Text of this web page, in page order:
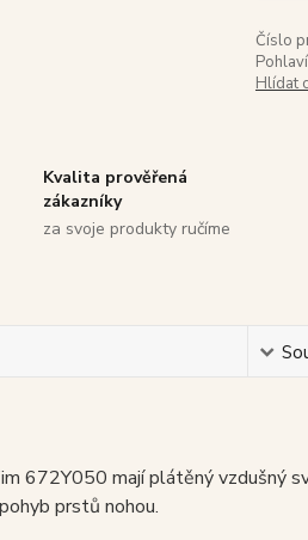
Číslo
Hlídat
Kvalita prověřená
zákazníky
za svoje produkty ručíme
672Y050 mají plátěný vzdušný
prstů nohou.